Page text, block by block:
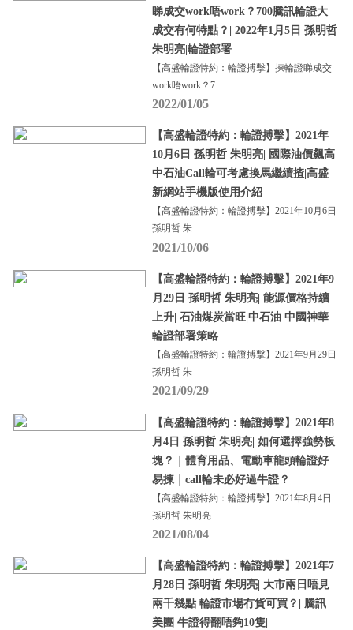
睇成交work唔work？700騰訊輪證大
成交有何特點？| 2022年1月5日 孫明哲
朱明亮|輪證部署
【高盛輪證特約：輪證搏擊】揀輪證睇成交
work唔work？7
2022/01/05
【高盛輪證特約：輪證搏擊】2021年
10月6日 孫明哲 朱明亮| 國際油價飆高
中石油Call輪可考慮換馬繼續揸|高盛
新網站手機版使用介紹
【高盛輪證特約：輪證搏擊】2021年10月6日
孫明哲 朱
2021/10/06
【高盛輪證特約：輪證搏擊】2021年9
月29日 孫明哲 朱明亮| 能源價格持續
上升| 石油煤炭當旺|中石油 中國神華
輪證部署策略
【高盛輪證特約：輪證搏擊】2021年9月29日
孫明哲 朱
2021/09/29
【高盛輪證特約：輪證搏擊】2021年8
月4日 孫明哲 朱明亮| 如何選擇強勢板
塊？｜體育用品、電動車龍頭輪證好
易揀｜call輪未必好過牛證？
【高盛輪證特約：輪證搏擊】2021年8月4日
孫明哲 朱明亮
2021/08/04
【高盛輪證特約：輪證搏擊】2021年7
月28日 孫明哲 朱明亮| 大市兩日唔見
兩千幾點 輪證市場冇貨可買？| 騰訊
美團 牛證得翻唔夠10隻|